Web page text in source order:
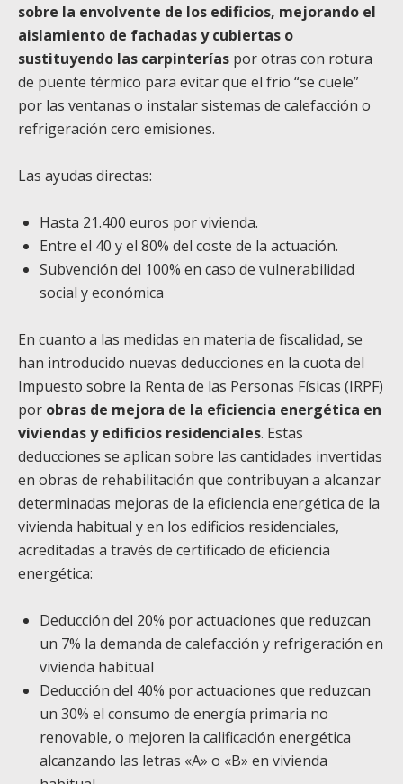
sobre la envolvente de los edificios, mejorando el
aislamiento de fachadas y cubiertas o
sustituyendo las carpinterías por otras con rotura
de puente térmico para evitar que el frio “se cuele”
por las ventanas o instalar sistemas de calefacción o
refrigeración cero emisiones.
Las ayudas directas:
Hasta 21.400 euros por vivienda.
Entre el 40 y el 80% del coste de la actuación.
Subvención del 100% en caso de vulnerabilidad
social y económica
En cuanto a las medidas en materia de fiscalidad, se
han introducido nuevas deducciones en la cuota del
Impuesto sobre la Renta de las Personas Físicas (IRPF)
por obras de mejora de la eficiencia energética en
viviendas y edificios residenciales. Estas
deducciones se aplican sobre las cantidades invertidas
en obras de rehabilitación que contribuyan a alcanzar
determinadas mejoras de la eficiencia energética de la
vivienda habitual y en los edificios residenciales,
acreditadas a través de certificado de eficiencia
energética:
Deducción del 20% por actuaciones que reduzcan
un 7% la demanda de calefacción y refrigeración en
vivienda habitual
Deducción del 40% por actuaciones que reduzcan
un 30% el consumo de energía primaria no
renovable, o mejoren la calificación energética
alcanzando las letras «A» o «B» en vivienda